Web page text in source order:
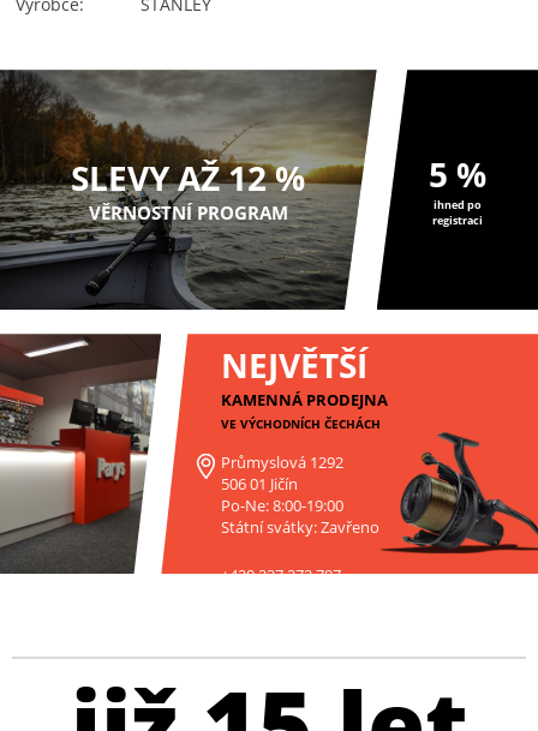
SLEVY AŽ 12 %
VĚRNOSTNÍ PROGRAM
5 %
ihned po
registraci
NEJVĚTŠÍ
KAMENNÁ PRODEJNA
VE VÝCHODNÍCH ČECHÁCH
Průmyslová 1292
506 01 Jičín
Po-Ne: 8:00-19:00
Státní svátky: Zavřeno
+420 227 272 797